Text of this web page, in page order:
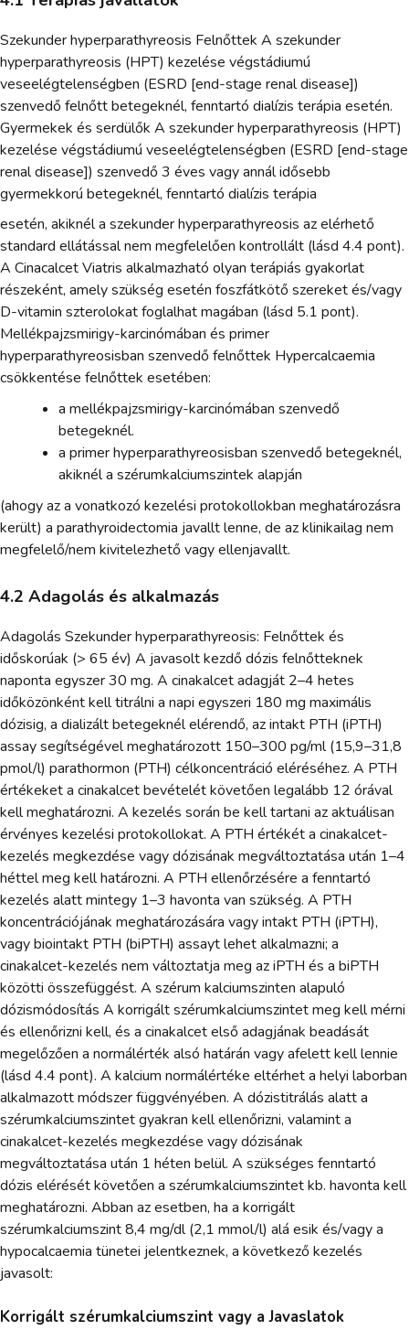
Szekunder hyperparathyreosis Felnőttek A szekunder
hyperparathyreosis (HPT) kezelése végstádiumú
veseelégtelenségben (ESRD [end-stage renal disease])
szenvedő felnőtt betegeknél, fenntartó dialízis terápia esetén.
Gyermekek és serdülők A szekunder hyperparathyreosis (HPT)
kezelése végstádiumú veseelégtelenségben (ESRD [end-stage
renal disease]) szenvedő 3 éves vagy annál idősebb
gyermekkorú betegeknél, fenntartó dialízis terápia
esetén, akiknél a szekunder hyperparathyreosis az elérhető
standard ellátással nem megfelelően kontrollált (lásd 4.4 pont).
A Cinacalcet Viatris alkalmazható olyan terápiás gyakorlat
részeként, amely szükség esetén foszfátkötő szereket és/vagy
D-vitamin szterolokat foglalhat magában (lásd 5.1 pont).
Mellékpajzsmirigy-karcinómában és primer
hyperparathyreosisban szenvedő felnőttek Hypercalcaemia
csökkentése felnőttek esetében:
a mellékpajzsmirigy-karcinómában szenvedő
betegeknél.
a primer hyperparathyreosisban szenvedő betegeknél,
akiknél a szérumkalciumszintek alapján
(ahogy az a vonatkozó kezelési protokollokban meghatározásra
került) a parathyroidectomia javallt lenne, de az klinikailag nem
megfelelő/nem kivitelezhető vagy ellenjavallt.
4.2 Adagolás és alkalmazás
Adagolás Szekunder hyperparathyreosis: Felnőttek és
időskorúak (> 65 év) A javasolt kezdő dózis felnőtteknek
naponta egyszer 30 mg. A cinakalcet adagját 2–4 hetes
időközönként kell titrálni a napi egyszeri 180 mg maximális
dózisig, a dializált betegeknél elérendő, az intakt PTH (iPTH)
assay segítségével meghatározott 150–300 pg/ml (15,9–31,8
pmol/l) parathormon (PTH) célkoncentráció eléréséhez. A PTH
értékeket a cinakalcet bevételét követően legalább 12 órával
kell meghatározni. A kezelés során be kell tartani az aktuálisan
érvényes kezelési protokollokat. A PTH értékét a cinakalcet-
kezelés megkezdése vagy dózisának megváltoztatása után 1–4
héttel meg kell határozni. A PTH ellenőrzésére a fenntartó
kezelés alatt mintegy 1–3 havonta van szükség. A PTH
koncentrációjának meghatározására vagy intakt PTH (iPTH),
vagy biointakt PTH (biPTH) assayt lehet alkalmazni; a
cinakalcet-kezelés nem változtatja meg az iPTH és a biPTH
közötti összefüggést. A szérum kalciumszinten alapuló
dózismódosítás A korrigált szérumkalciumszintet meg kell mérni
és ellenőrizni kell, és a cinakalcet első adagjának beadását
megelőzően a normálérték alsó határán vagy afelett kell lennie
(lásd 4.4 pont). A kalcium normálértéke eltérhet a helyi laborban
alkalmazott módszer függvényében. A dózistitrálás alatt a
szérumkalciumszintet gyakran kell ellenőrizni, valamint a
cinakalcet-kezelés megkezdése vagy dózisának
megváltoztatása után 1 héten belül. A szükséges fenntartó
dózis elérését követően a szérumkalciumszintet kb. havonta kell
meghatározni. Abban az esetben, ha a korrigált
szérumkalciumszint 8,4 mg/dl (2,1 mmol/l) alá esik és/vagy a
hypocalcaemia tünetei jelentkeznek, a következő kezelés
javasolt:
Korrigált szérumkalciumszint vagy a Javaslatok